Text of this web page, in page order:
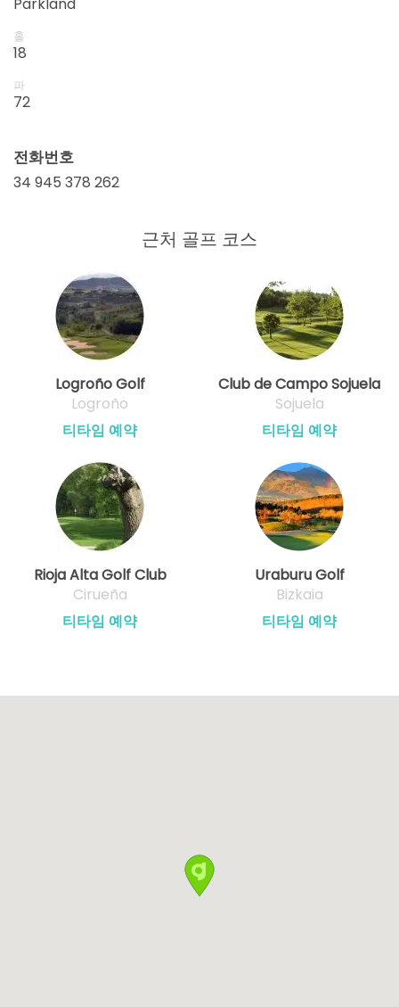
홀
18
파
72
전화번호
34 945 378 262
근처 골프 코스
Logroño Golf
Logroño
티타임 예약
Club de Campo Sojuela
Sojuela
티타임 예약
Rioja Alta Golf Club
Cirueña
티타임 예약
Uraburu Golf
Bizkaia
티타임 예약